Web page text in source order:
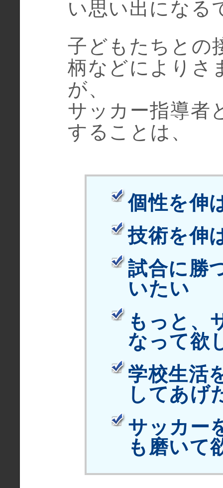
い思い出になる
子どもたちとの
柄などによりさ
が、
サッカー指導者
することは、
個性を伸
技術を伸
試合に勝
いたい
もっと、
なって欲
学校生活
してあげ
サッカー
も磨いて